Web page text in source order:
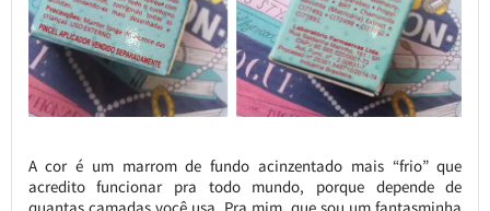
A cor é um marrom de fundo acinzentado mais “frio” que
acredito funcionar pra todo mundo, porque depende de